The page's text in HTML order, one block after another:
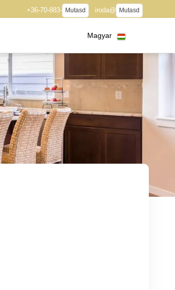
+36-70-883- Mutasd iroda@ Mutasd
Magyar